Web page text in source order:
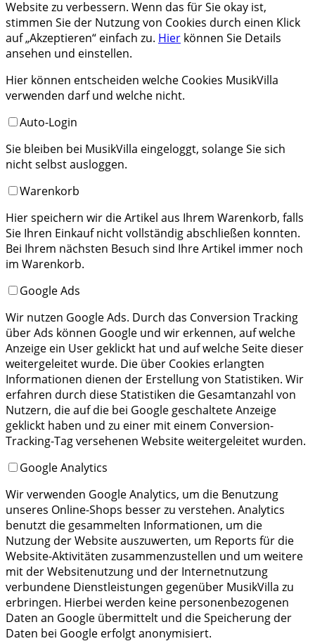
Website zu verbessern. Wenn das für Sie okay ist,
stimmen Sie der Nutzung von Cookies durch einen Klick
auf „Akzeptieren“ einfach zu. Hier können Sie Details
ansehen und einstellen.
Hier können entscheiden welche Cookies MusikVilla
verwenden darf und welche nicht.
Auto-Login
Sie bleiben bei MusikVilla eingeloggt, solange Sie sich
nicht selbst ausloggen.
Warenkorb
Hier speichern wir die Artikel aus Ihrem Warenkorb, falls
Sie Ihren Einkauf nicht vollständig abschließen konnten.
Bei Ihrem nächsten Besuch sind Ihre Artikel immer noch
im Warenkorb.
Google Ads
Wir nutzen Google Ads. Durch das Conversion Tracking
über Ads können Google und wir erkennen, auf welche
Anzeige ein User geklickt hat und auf welche Seite dieser
weitergeleitet wurde. Die über Cookies erlangten
Informationen dienen der Erstellung von Statistiken. Wir
erfahren durch diese Statistiken die Gesamtanzahl von
Nutzern, die auf die bei Google geschaltete Anzeige
geklickt haben und zu einer mit einem Conversion-
Tracking-Tag versehenen Website weitergeleitet wurden.
Google Analytics
Wir verwenden Google Analytics, um die Benutzung
unseres Online-Shops besser zu verstehen. Analytics
benutzt die gesammelten Informationen, um die
Nutzung der Website auszuwerten, um Reports für die
Website-Aktivitäten zusammenzustellen und um weitere
mit der Websitenutzung und der Internetnutzung
verbundene Dienstleistungen gegenüber MusikVilla zu
erbringen. Hierbei werden keine personenbezogenen
Daten an Google übermittelt und die Speicherung der
Daten bei Google erfolgt anonymisiert.